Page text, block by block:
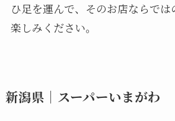
ひ足を運んで、そのお店ならで
楽しみください。
新潟県｜スーパーいまがわ